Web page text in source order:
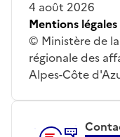
4 août 2026
Mentions légales
© Ministère de
régionale des
Alpes-Côte